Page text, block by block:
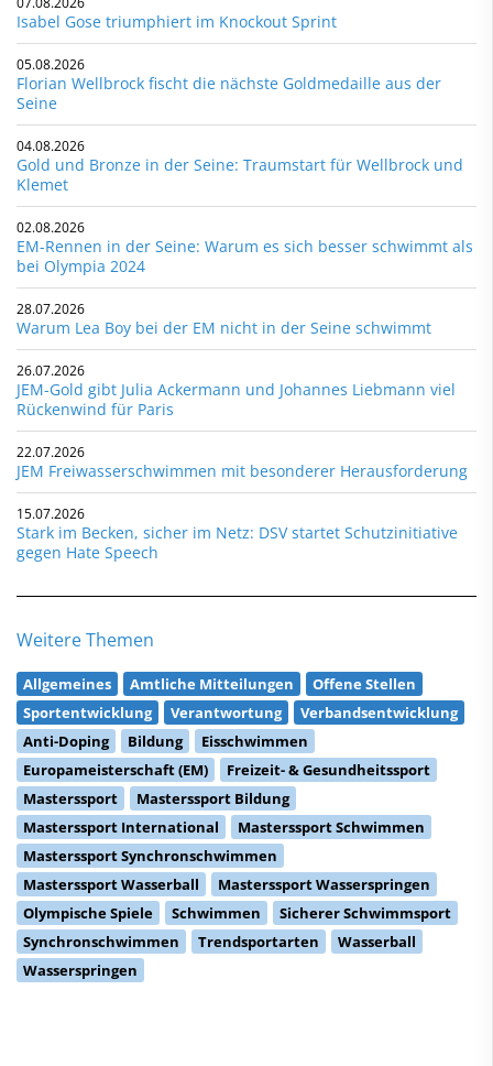
Isabel Gose triumphiert im Knockout Sprint
05.08.2026
Florian Wellbrock fischt die nächste Goldmedaille aus der
Seine
04.08.2026
Gold und Bronze in der Seine: Traumstart für Wellbrock und
Klemet
02.08.2026
EM-Rennen in der Seine: Warum es sich besser schwimmt als
bei Olympia 2024
28.07.2026
Warum Lea Boy bei der EM nicht in der Seine schwimmt
26.07.2026
JEM-Gold gibt Julia Ackermann und Johannes Liebmann viel
Rückenwind für Paris
22.07.2026
JEM Freiwasserschwimmen mit besonderer Herausforderung
15.07.2026
Stark im Becken, sicher im Netz: DSV startet Schutzinitiative
gegen Hate Speech
Weitere Themen
Allgemeines Amtliche Mitteilungen
Offene Stellen
Sportentwicklung
Verantwortung
Verbandsentwicklung
Anti-Doping
Bildung
Eisschwimmen
Europameisterschaft (EM)
Freizeit- & Gesundheitssport
Masterssport
Masterssport Bildung
Masterssport International
Masterssport Schwimmen
Masterssport Synchronschwimmen
Masterssport Wasserball
Masterssport Wasserspringen
Olympische Spiele
Schwimmen
Sicherer Schwimmsport
Synchronschwimmen
Trendsportarten
Wasserball
Wasserspringen